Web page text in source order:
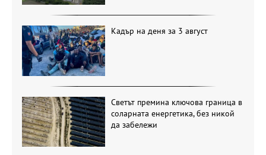
Кадър на деня за 3 август
Светът премина ключова граница в
соларната енергетика, без никой
да забележи